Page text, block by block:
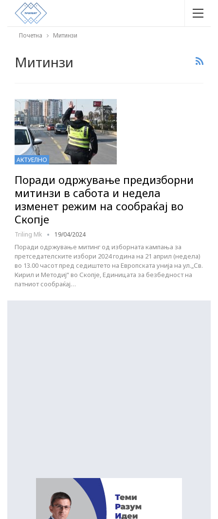
Почетна Митинзи
Митинзи
АКТУЕЛНО
Поради одржување предизборни
митинзи в сабота и недела
изменет режим на сообраќај во
Скопје
Triling Mk 19/04/2024
Поради одржување митинг од изборната кампања за
претседателските избори 2024 година на 21 април (недела)
во 13.00 часот пред седиштето на Европската унија на ул.„Св.
Кирил и Методиј“ во Скопје, Единицата за безбедност на
патниот сообраќај…